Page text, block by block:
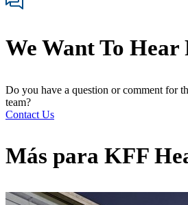
We Want To Hear
Do you have a question or comment for
team?
Contact Us
Más para KFF